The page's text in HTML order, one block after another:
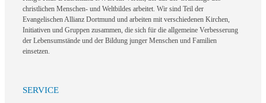
christlichen Menschen- und Weltbildes arbeitet. Wir sind Teil der
Evangelischen Allianz Dortmund und arbeiten mit verschiedenen Kirchen,
Initiativen und Gruppen zusammen, die sich für die allgemeine Verbesserung
der Lebensumstände und der Bildung junger Menschen und Familien
einsetzen.
SERVICE